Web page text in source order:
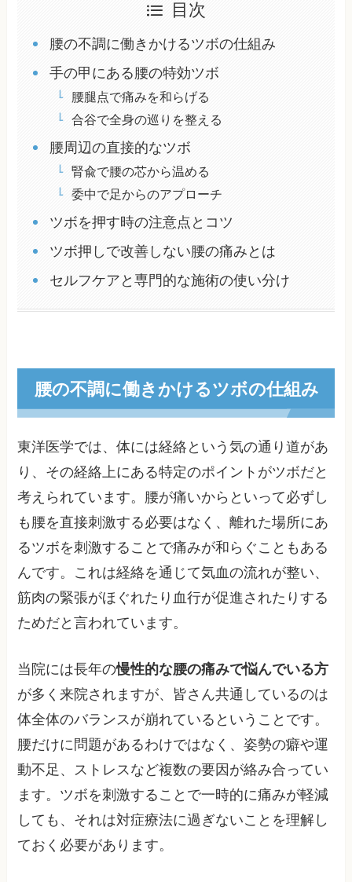
目次
腰の不調に働きかけるツボの仕組み
手の甲にある腰の特効ツボ
腰腿点で痛みを和らげる
合谷で全身の巡りを整える
腰周辺の直接的なツボ
腎兪で腰の芯から温める
委中で足からのアプローチ
ツボを押す時の注意点とコツ
ツボ押しで改善しない腰の痛みとは
セルフケアと専門的な施術の使い分け
腰の不調に働きかけるツボの仕組み
東洋医学では、体には経絡という気の通り道があ
り、その経絡上にある特定のポイントがツボだと
考えられています。腰が痛いからといって必ずし
も腰を直接刺激する必要はなく、離れた場所にあ
るツボを刺激することで痛みが和らぐこともある
んです。これは経絡を通じて気血の流れが整い、
筋肉の緊張がほぐれたり血行が促進されたりする
ためだと言われています。
当院には長年の慢性的な腰の痛みで悩んでいる方
が多く来院されますが、皆さん共通しているのは
体全体のバランスが崩れているということです。
腰だけに問題があるわけではなく、姿勢の癖や運
動不足、ストレスなど複数の要因が絡み合ってい
ます。ツボを刺激することで一時的に痛みが軽減
しても、それは対症療法に過ぎないことを理解し
ておく必要があります。